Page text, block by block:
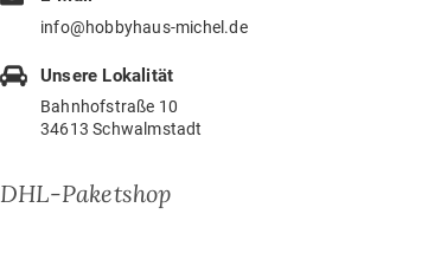
info@hobbyhaus-michel.de
Unsere Lokalität
Bahnhofstraße 10
34613 Schwalmstadt
DHL-Paketshop